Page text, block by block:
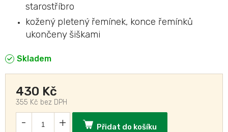
Skladem
430 Kč
355 Kč bez DPH
Přidat do košíku
starostříbro
kožený pletený řemínek, konce řemínků
ukončeny šiškami